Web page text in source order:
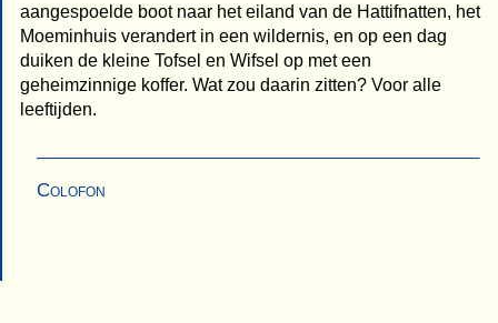
aangespoelde boot naar het eiland van de Hattifnatten, het
Moeminhuis verandert in een wildernis, en op een dag
duiken de kleine Tofsel en Wifsel op met een
geheimzinnige koffer. Wat zou daarin zitten? Voor alle
leeftijden.
Colofon